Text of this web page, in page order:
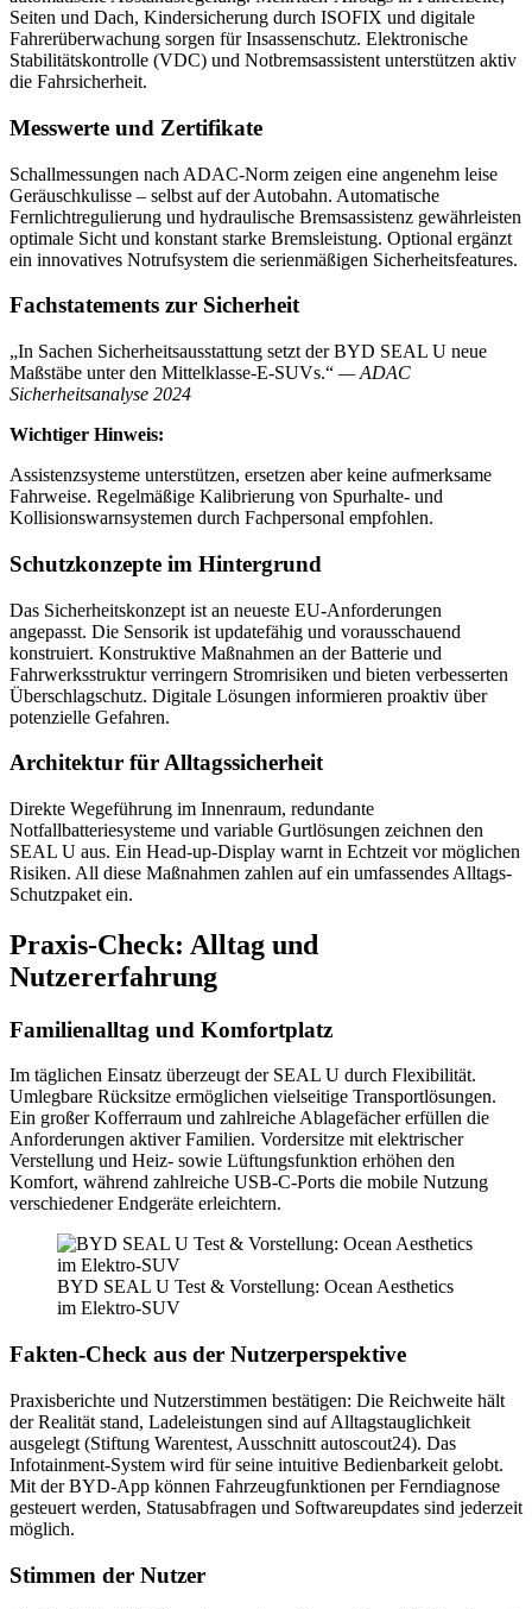
Seiten und Dach, Kindersicherung durch ISOFIX und digitale
Fahrerüberwachung sorgen für Insassenschutz. Elektronische
Stabilitätskontrolle (VDC) und Notbremsassistent unterstützen aktiv
die Fahrsicherheit.
Messwerte und Zertifikate
Schallmessungen nach ADAC-Norm zeigen eine angenehm leise
Geräuschkulisse – selbst auf der Autobahn. Automatische
Fernlichtregulierung und hydraulische Bremsassistenz gewährleisten
optimale Sicht und konstant starke Bremsleistung. Optional ergänzt
ein innovatives Notrufsystem die serienmäßigen Sicherheitsfeatures.
Fachstatements zur Sicherheit
„In Sachen Sicherheitsausstattung setzt der BYD SEAL U neue
Maßstäbe unter den Mittelklasse-E-SUVs.“ — ADAC
Sicherheitsanalyse 2024
Wichtiger Hinweis:
Assistenzsysteme unterstützen, ersetzen aber keine aufmerksame
Fahrweise. Regelmäßige Kalibrierung von Spurhalte- und
Kollisionswarnsystemen durch Fachpersonal empfohlen.
Schutzkonzepte im Hintergrund
Das Sicherheitskonzept ist an neueste EU-Anforderungen
angepasst. Die Sensorik ist updatefähig und vorausschauend
konstruiert. Konstruktive Maßnahmen an der Batterie und
Fahrwerksstruktur verringern Stromrisiken und bieten verbesserten
Überschlagschutz. Digitale Lösungen informieren proaktiv über
potenzielle Gefahren.
Architektur für Alltagssicherheit
Direkte Wegeführung im Innenraum, redundante
Notfallbatteriesysteme und variable Gurtlösungen zeichnen den
SEAL U aus. Ein Head-up-Display warnt in Echtzeit vor möglichen
Risiken. All diese Maßnahmen zahlen auf ein umfassendes Alltags-
Schutzpaket ein.
Praxis-Check: Alltag und
Nutzererfahrung
Familienalltag und Komfortplatz
Im täglichen Einsatz überzeugt der SEAL U durch Flexibilität.
Umlegbare Rücksitze ermöglichen vielseitige Transportlösungen.
Ein großer Kofferraum und zahlreiche Ablagefächer erfüllen die
Anforderungen aktiver Familien. Vordersitze mit elektrischer
Verstellung und Heiz- sowie Lüftungsfunktion erhöhen den
Komfort, während zahlreiche USB-C-Ports die mobile Nutzung
verschiedener Endgeräte erleichtern.
BYD SEAL U Test & Vorstellung: Ocean Aesthetics
im Elektro-SUV
Fakten-Check aus der Nutzerperspektive
Praxisberichte und Nutzerstimmen bestätigen: Die Reichweite hält
der Realität stand, Ladeleistungen sind auf Alltagstauglichkeit
ausgelegt (Stiftung Warentest, Ausschnitt autoscout24). Das
Infotainment-System wird für seine intuitive Bedienbarkeit gelobt.
Mit der BYD-App können Fahrzeugfunktionen per Ferndiagnose
gesteuert werden, Statusabfragen und Softwareupdates sind jederzeit
möglich.
Stimmen der Nutzer